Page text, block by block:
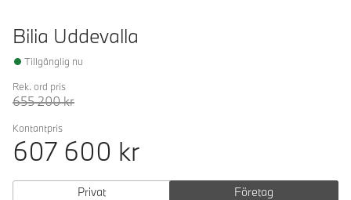
Bilia Uddevalla
Tillgänglig nu
Rek. ord pris
655 200kr
Kontantpris
607 600 kr
Privat Företag